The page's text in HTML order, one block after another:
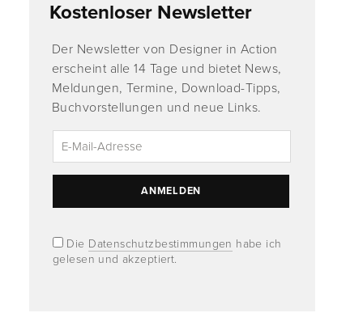
Kostenloser Newsletter
Der Newsletter von Designer in Action
erscheint alle 14 Tage und bietet News,
Meldungen, Termine, Download-Tipps,
Buchvorstellungen und neue Links.
Die Datenschutzbestimmungen habe ich
gelesen und akzeptiert.